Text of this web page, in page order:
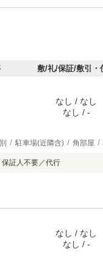
敷/礼/保証/敷引・
なし / なし
なし / -
駐車場(近隣含) 角部屋
証人不要／代行
なし / なし
なし / -